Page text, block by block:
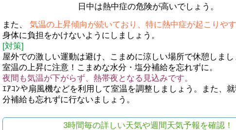
日中は熱中症の危険が高いでしょう。
また、 気温の上昇傾向が続いており、特に熱中症が起こりや
身体に負担をかけないようにしましょう。
[対策]
屋外での激しい運動は避け、こまめに涼しい場所で休憩しま
室温の上昇に注意！こまめな水分・塩分補給を忘れずに。
夜間も気温が下がらず、熱帯夜となる見込みです。
ｴｱｺﾝや扇風機などを利用して室温を調整しましょう。また、
分補給も忘れずに行ないましょう。
3時間毎の詳しい天気や週間天気予報を確認！